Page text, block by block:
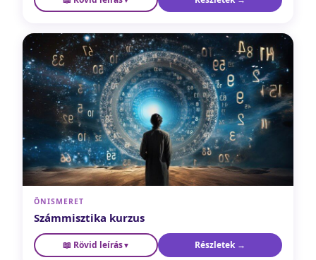
akartál. Megtanulod a 78 lap szimbolikáját, az alapvető
magadnak és másoknak. Kezdőknek és haladóknak
egyaránt ajánlott.
ÖNISMERET
Számmisztika kurzus
Ismerd meg a mintákat, amik eddig láthatatlanul
📖 Rövid leírás▼ Részletek →